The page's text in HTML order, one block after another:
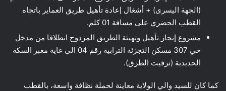
(الجهة اليسرى) + أشغال إعادة تأهيل طريق العماير باتجاه
القطب الحضري على مسافة 01 كلم.
مشروع إنجاز تأهيل وتهيئة الطريق المزدوج انطلاقا من مدخل
حي 307 مسكن التجزئة الترابية رقم 04 الى غاية معبر السكة
الحديدية (تزفيت الطرق).
كما كان للسيد والي الولاية معاينة لحملة نظافة واسعة، بالقطب